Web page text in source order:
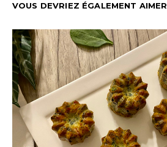
VOUS DEVRIEZ ÉGALEMENT AIMER